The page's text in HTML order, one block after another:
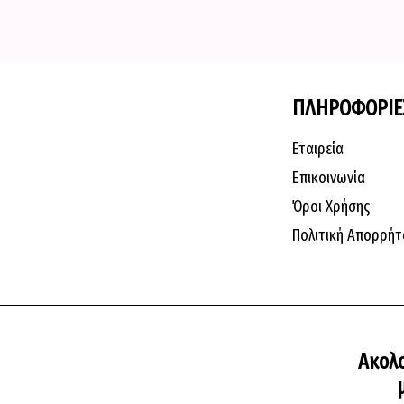
Εταιρεία
Επικοινωνία
Όροι Χρήσης
Πολιτική